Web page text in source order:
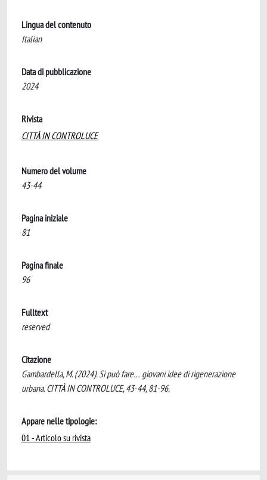
Lingua del contenuto
Italian
Data di pubblicazione
2024
Rivista
CITTÀ IN CONTROLUCE
Numero del volume
43-44
Pagina iniziale
81
Pagina finale
96
Fulltext
reserved
Citazione
Gambardella, M. (2024). Si può fare… giovani idee di rigenerazione
urbana. CITTÀ IN CONTROLUCE, 43-44, 81-96.
Appare nelle tipologie:
01 - Articolo su rivista